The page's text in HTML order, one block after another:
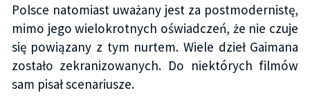
Polsce natomiast uważany jest za postmodernistę,
mimo jego wielokrotnych oświadczeń, że nie czuje
się powiązany z tym nurtem. Wiele dzieł Gaimana
zostało zekranizowanych. Do niektórych filmów
sam pisał scenariusze.